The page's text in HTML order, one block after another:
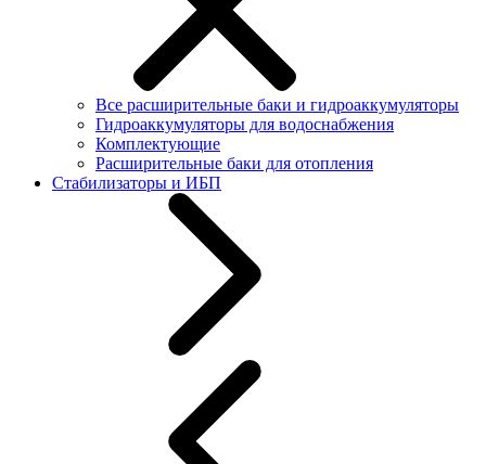
Все расширительные баки и гидроаккумуляторы
Гидроаккумуляторы для водоснабжения
Комплектующие
Расширительные баки для отопления
Стабилизаторы и ИБП